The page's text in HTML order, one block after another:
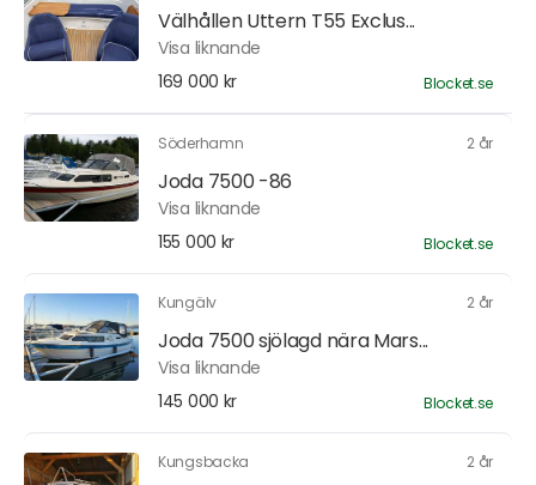
Välhållen Uttern T55 Exclus...
Visa liknande
169 000 kr
Blocket.se
Söderhamn 2 år
Joda 7500 -86
Visa liknande
155 000 kr
Blocket.se
Kungälv 2 år
Joda 7500 sjölagd nära Mars...
Visa liknande
145 000 kr
Blocket.se
Kungsbacka 2 år